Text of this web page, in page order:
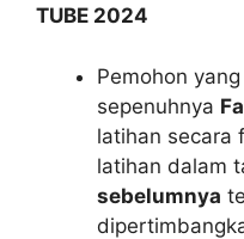
TUBE 2024
Pemohon
sepenuhnya
latihan secara
latihan dalam
sebelumnya